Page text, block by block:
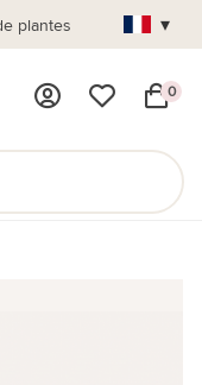
plantes Plus
▾
0